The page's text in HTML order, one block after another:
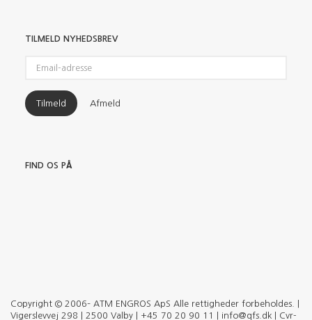
TILMELD NYHEDSBREV
adresse
Tilmeld Afmeld
FIND OS PÅ
Copyright © 2006– ATM ENGROS ApS Alle rettigheder forbeholdes. |
Vigerslevvej 298 | 2500 Valby | +45 70 20 90 11 | info@qfs.dk | Cvr-